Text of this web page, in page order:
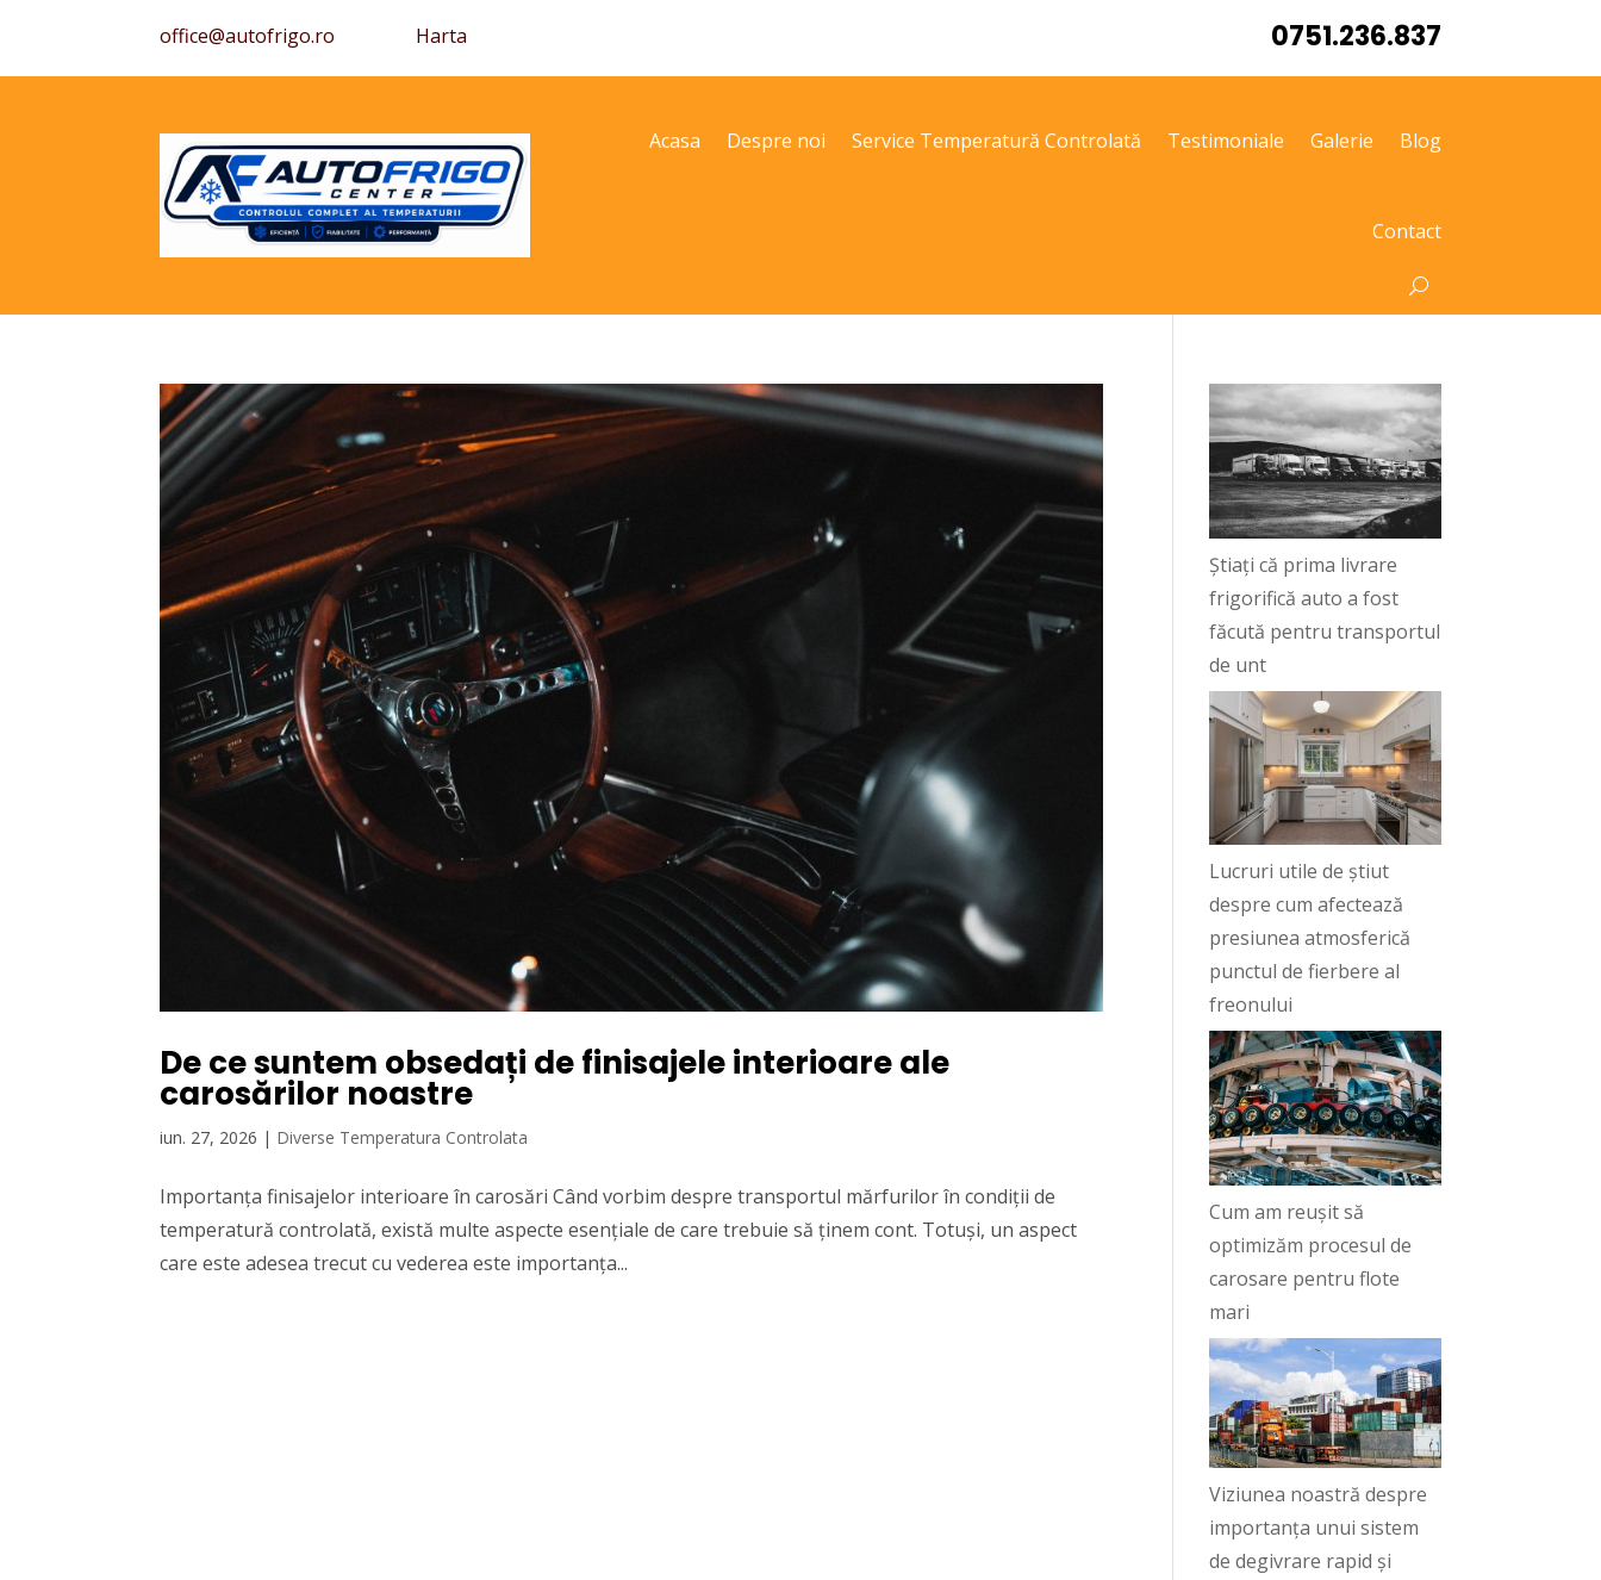
office@autofrigo.ro Harta 0751.236.837
Acasa Despre noi Service Temperatură Controlată Testimoniale Galerie Blog
Contact
De ce suntem obsedați de finisajele interioare ale
carosărilor noastre
iun. 27, 2026 | Diverse Temperatura Controlata
Importanța finisajelor interioare în carosări Când vorbim despre transportul mărfurilor în condiții de
temperatură controlată, există multe aspecte esențiale de care trebuie să ținem cont. Totuși, un aspect
care este adesea trecut cu vederea este importanța...
Știați că prima livrare
frigorifică auto a fost
făcută pentru transportul
de unt
Lucruri utile de știut
despre cum afectează
presiunea atmosferică
punctul de fierbere al
freonului
Cum am reușit să
optimizăm procesul de
carosare pentru flote
mari
Viziunea noastră despre
importanța unui sistem
de degivrare rapid și